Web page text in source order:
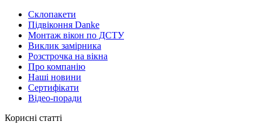
Склопакети
Підвіконня Danke
Монтаж вікон по ДСТУ
Виклик замірника
Розстрочка на вікна
Про компанію
Наші новини
Сертифікати
Відео-поради
Корисні статті